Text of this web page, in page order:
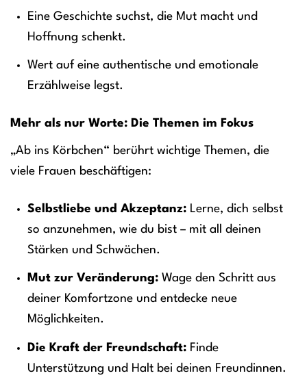
Eine Geschichte suchst, die Mut macht und
Hoffnung schenkt.
Wert auf eine authentische und emotionale
Erzählweise legst.
Mehr als nur Worte: Die Themen im Fokus
„Ab ins Körbchen“ berührt wichtige Themen, die
viele Frauen beschäftigen:
Selbstliebe und Akzeptanz:Lerne, dich selbst
so anzunehmen, wie du bist – mit all deinen
Stärken und Schwächen.
Mut zur Veränderung:Wage den Schritt aus
deiner Komfortzone und entdecke neue
Möglichkeiten.
Die Kraft der Freundschaft:Finde
Unterstützung und Halt bei deinen Freundinnen.